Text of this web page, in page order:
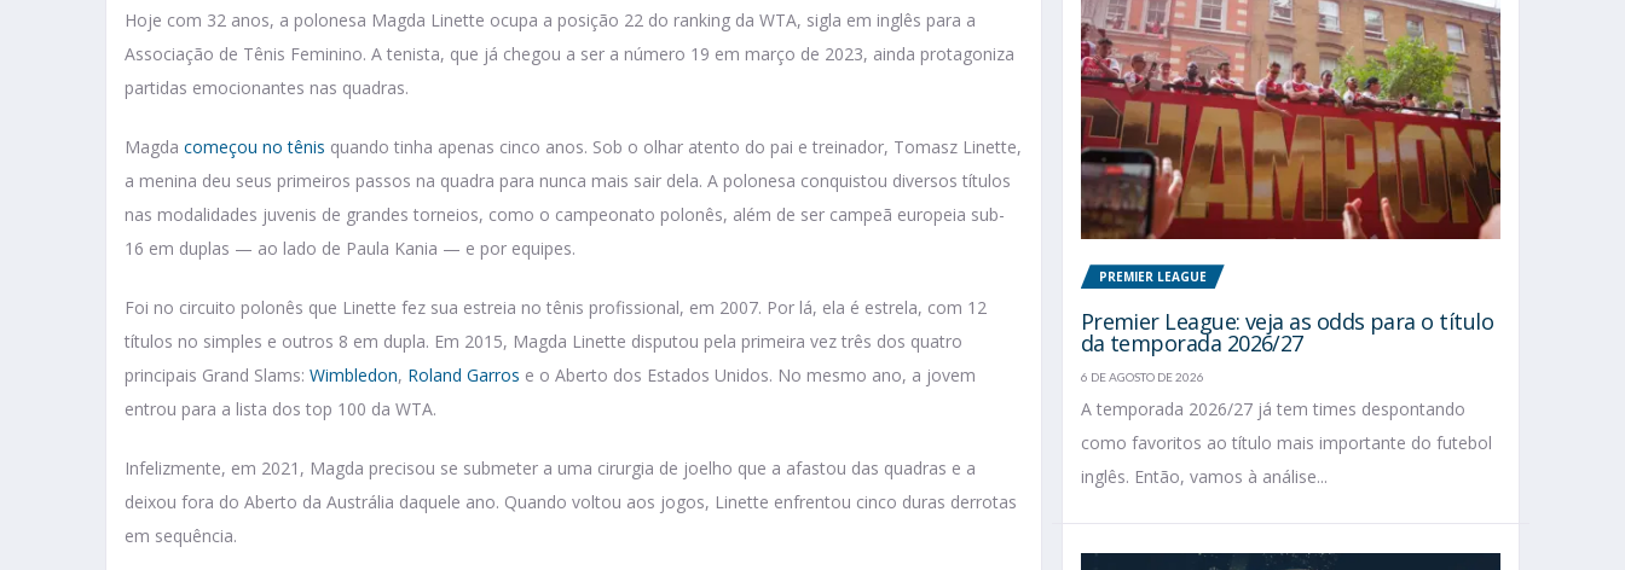
Hoje com 32 anos, a polonesa Magda Linette ocupa a posição 22 do ranking da WTA, sigla em inglês para a
Associação de Tênis Feminino. A tenista, que já chegou a ser a número 19 em março de 2023, ainda protagoniza
partidas emocionantes nas quadras.
Magda começou no tênis quando tinha apenas cinco anos. Sob o olhar atento do pai e treinador, Tomasz Linette,
a menina deu seus primeiros passos na quadra para nunca mais sair dela. A polonesa conquistou diversos títulos
nas modalidades juvenis de grandes torneios, como o campeonato polonês, além de ser campeã europeia sub-
16 em duplas — ao lado de Paula Kania — e por equipes.
Foi no circuito polonês que Linette fez sua estreia no tênis profissional, em 2007. Por lá, ela é estrela, com 12
títulos no simples e outros 8 em dupla. Em 2015, Magda Linette disputou pela primeira vez três dos quatro
principais Grand Slams: Wimbledon, Roland Garros e o Aberto dos Estados Unidos. No mesmo ano, a jovem
entrou para a lista dos top 100 da WTA.
Infelizmente, em 2021, Magda precisou se submeter a uma cirurgia de joelho que a afastou das quadras e a
deixou fora do Aberto da Austrália daquele ano. Quando voltou aos jogos, Linette enfrentou cinco duras derrotas
em sequência.
PREMIER LEAGUE
Premier League: veja as odds para o título
da temporada 2026/27
6 DE AGOSTO DE 2026
A temporada 2026/27 já tem times despontando
como favoritos ao título mais importante do futebol
inglês. Então, vamos à análise...